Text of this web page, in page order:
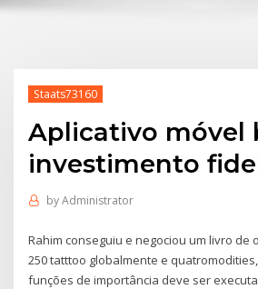
Staats73160
Aplicativo móvel
investimento
byAdministrator
Rahim conseguiu e negociou um livro de
250 tatttoo globalmente e
funções de importância deve ser